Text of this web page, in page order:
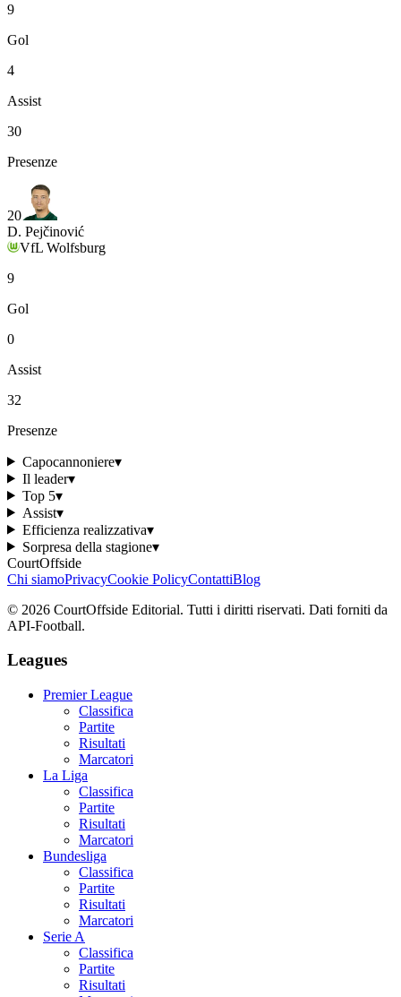
9
Gol
4
Assist
30
Presenze
20
D. Pejčinović
VfL Wolfsburg
9
Gol
0
Assist
32
Presenze
Capocannoniere▾
Il leader▾
Top 5▾
Assist▾
Efficienza realizzativa▾
Sorpresa della stagione▾
CourtOffside
Chi siamoPrivacyCookie PolicyContattiBlog
© 2026 CourtOffside Editorial. Tutti i diritti riservati. Dati forniti da
API-Football.
Leagues
Premier League
Classifica
Partite
Risultati
Marcatori
La Liga
Classifica
Partite
Risultati
Marcatori
Bundesliga
Classifica
Partite
Risultati
Marcatori
Serie A
Classifica
Partite
Risultati